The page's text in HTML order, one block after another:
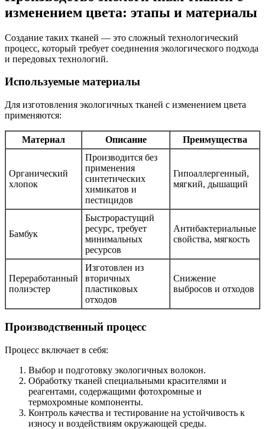
изменением цвета: этапы и материалы
Создание таких тканей — это сложный технологический
процесс, который требует соединения экологического подхода
и передовых технологий.
Используемые материалы
Для изготовления экологичных тканей с изменением цвета
применяются:
Материал Описание Преимущества
Органический
хлопок
Производится без
применения
синтетических
химикатов и
пестицидов
Гипоаллергенный,
мягкий, дышащий
Бамбук
Быстрорастущий
ресурс, требует
минимальных
ресурсов
Антибактериальные
свойства, мягкость
Переработанный
полиэстер
Изготовлен из
вторичных
пластиковых
отходов
Снижение
выбросов и отходов
Производственный процесс
Процесс включает в себя:
Выбор и подготовку экологичных волокон.
Обработку тканей специальными красителями и
реагентами, содержащими фотохромные и
термохромные компоненты.
Контроль качества и тестирование на устойчивость к
износу и воздействиям окружающей среды.